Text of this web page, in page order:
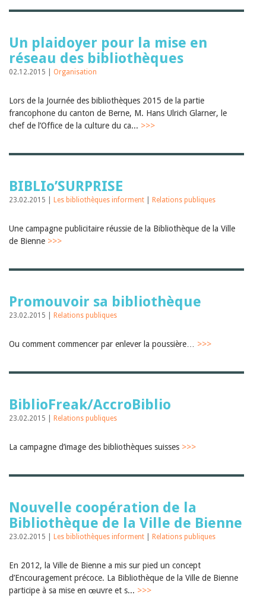
Un plaidoyer pour la mise en
réseau des bibliothèques
02.12.2015 | Organisation
Lors de la Journée des bibliothèques 2015 de la partie
francophone du canton de Berne, M. Hans Ulrich Glarner, le
chef de l’Office de la culture du ca... >>>
BIBLIo’SURPRISE
23.02.2015 | Les bibliothèques informent Relations publiques
Une campagne publicitaire réussie de la Bibliothèque de la Ville
de Bienne >>>
Promouvoir sa bibliothèque
23.02.2015 | Relations publiques
Ou comment commencer par enlever la poussière… >>>
BiblioFreak/AccroBiblio
23.02.2015 | Relations publiques
La campagne d’image des bibliothèques suisses >>>
Nouvelle coopération de la
Bibliothèque de la Ville de Bienne
23.02.2015 | Les bibliothèques informent Relations publiques
En 2012, la Ville de Bienne a mis sur pied un concept
d’Encouragement précoce. La Bibliothèque de la Ville de Bienne
participe à sa mise en œuvre et s... >>>